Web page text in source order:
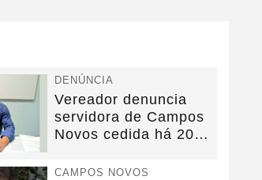
DENÚNCIA
Vereador denuncia
servidora de Campos
Novos cedida há 20
CAMPOS NOVOS